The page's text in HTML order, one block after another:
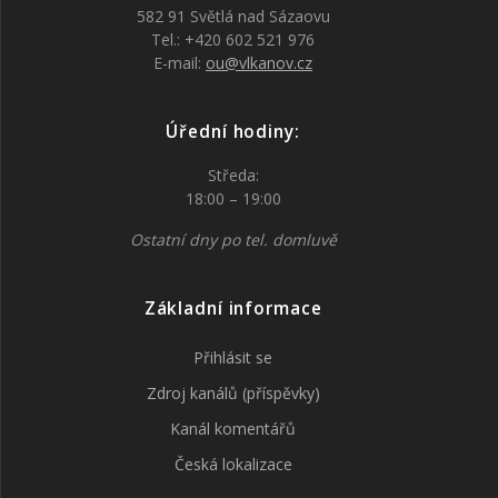
582 91 Světlá nad Sázaovu
Tel.: +420 602 521 976
E-mail: ou@vlkanov.cz
Úřední hodiny:
Středa:
18:00 – 19:00
Ostatní dny po tel. domluvě
Základní informace
Přihlásit se
Zdroj kanálů (příspěvky)
Kanál komentářů
Česká lokalizace